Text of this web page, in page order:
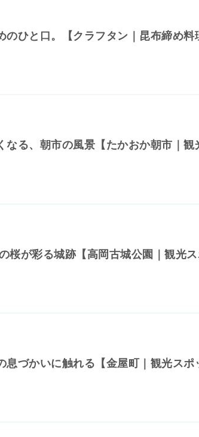
のひと口。【クラフタン｜昆布締め料
なる、朝市の風景【たかおか朝市｜観
桜が彩る城跡【高岡古城公園｜観光
息づかいに触れる【金屋町｜観光スポ